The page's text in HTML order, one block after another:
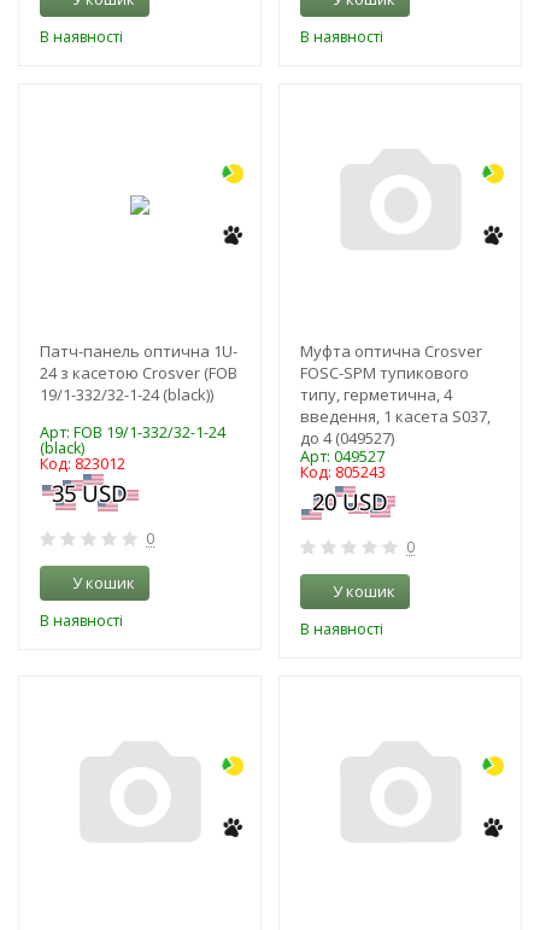
В наявності В наявності
Патч-панель оптична 1U-
24 з касетою Crosver (FOB
19/1-332/32-1-24 (black))
Арт: FOB 19/1-332/32-1-24
(black)
Код: 823012
0
У кошик
В наявності
Муфта оптична Crosver
FOSC-SPM тупикового
типу, герметична, 4
введення, 1 касета S037,
до 4 (049527)
Арт: 049527
Код: 805243
0
У кошик
В наявності